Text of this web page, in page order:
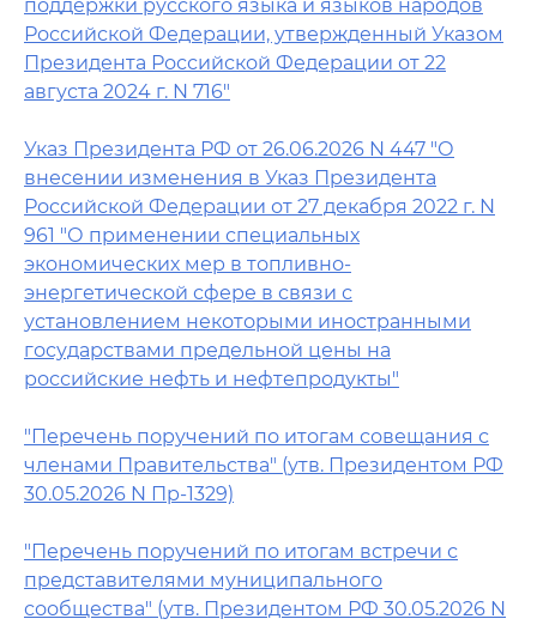
поддержки русского языка и языков народов
Российской Федерации, утвержденный Указом
Президента Российской Федерации от 22
августа 2024 г. N 716"
Указ Президента РФ от 26.06.2026 N 447 "О
внесении изменения в Указ Президента
Российской Федерации от 27 декабря 2022 г. N
961 "О применении специальных
экономических мер в топливно-
энергетической сфере в связи с
установлением некоторыми иностранными
государствами предельной цены на
российские нефть и нефтепродукты"
"Перечень поручений по итогам совещания с
членами Правительства" (утв. Президентом РФ
30.05.2026 N Пр-1329)
"Перечень поручений по итогам встречи с
представителями муниципального
сообщества" (утв. Президентом РФ 30.05.2026 N